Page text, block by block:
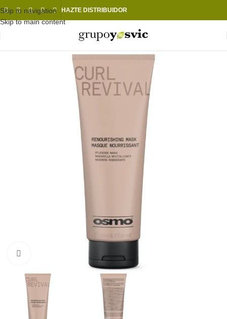
Skip to navigation
Skip to main content
HAZTE DISTRIBUIDOR